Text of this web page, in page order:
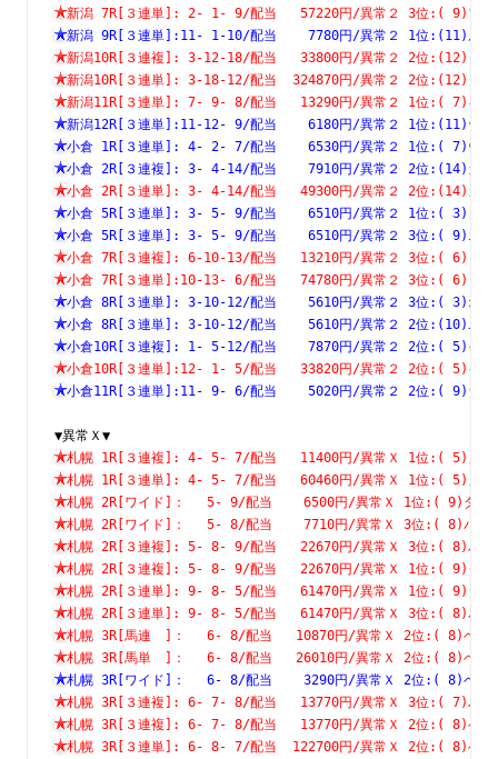
新潟 7R[３連単]: 2- 1- 9/配当   57220円/異常２
新潟 9R[３連単]:11- 1-10/配当    7780円/異常２ 1位:(11)ルージ
新潟10R[３連複]: 3-12-18/配当   33800円/異常２ 2位:(12)タ
新潟10R[３連単]: 3-18-12/配当  324870円/異常２ 2位:(12)タ
新潟11R[３連単]: 7- 9- 8/配当   13290円/異常２ 1位:( 7)キタ
新潟12R[３連単]:11-12- 9/配当    6180円/異常２ 1
小倉 1R[３連単]: 4- 2- 7/配当    6530円/異常２ 1
小倉 2R[３連複]: 3- 4-14/配当    7910円/異常２ 2
小倉 2R[３連単]: 3- 4-14/配当   49300円/異常２ 2
小倉 5R[３連単]: 3- 5- 9/配当    6510円/異常２
小倉 5R[３連単]: 3- 5- 9/配当    6510円/異常２ 3
小倉 7R[３連複]: 6-10-13/配当   13210円/異常２
小倉 7R[３連単]:10-13- 6/配当   74780円/異常２
小倉 8R[３連単]: 3-10-12/配当    5610円/異常２
小倉 8R[３連単]: 3-10-12/配当    5610円/異常２ 2位
小倉10R[３連複]: 1- 5-12/配当    7870円/異常２ 2位:( 5)イチ
小倉10R[３連単]:12- 1- 5/配当   33820円/異常２ 2位:( 5)イ
小倉11R[３連単]:11- 9- 6/配当    5020円/異常２ 2位:( 9)シュヴ
▼異常Ｘ▼
札幌 1R[３連複]: 4- 5- 7/配当   11400円/異常Ｘ 1
札幌 1R[３連単]: 4- 5- 7/配当   60460円/異常Ｘ 1
札幌 2R[ワイド]：　 5- 9/配当    6500円/異常Ｘ 1
札幌 2R[ワイド]：　 5- 8/配当    7710円/異常Ｘ 3
札幌 2R[３連複]: 5- 8- 9/配当   22670円/異常Ｘ 3
札幌 2R[３連複]: 5- 8- 9/配当   22670円/異常Ｘ 1
札幌 2R[３連単]: 9- 8- 5/配当   61470円/異常Ｘ 1
札幌 2R[３連単]: 9- 8- 5/配当   61470円/異常Ｘ 3
札幌 3R[馬連　]：　 6- 8/配当   10870円/異常
札幌 3R[馬単　]：　 6- 8/配当   26010円/異常
札幌 3R[ワイド]：　 6- 8/配当    3290円/異常
札幌 3R[３連複]: 6- 7- 8/配当   13770円/異常Ｘ 3
札幌 3R[３連複]: 6- 7- 8/配当   13770円/異常
札幌 3R[３連単]: 6- 8- 7/配当  122700円/異常